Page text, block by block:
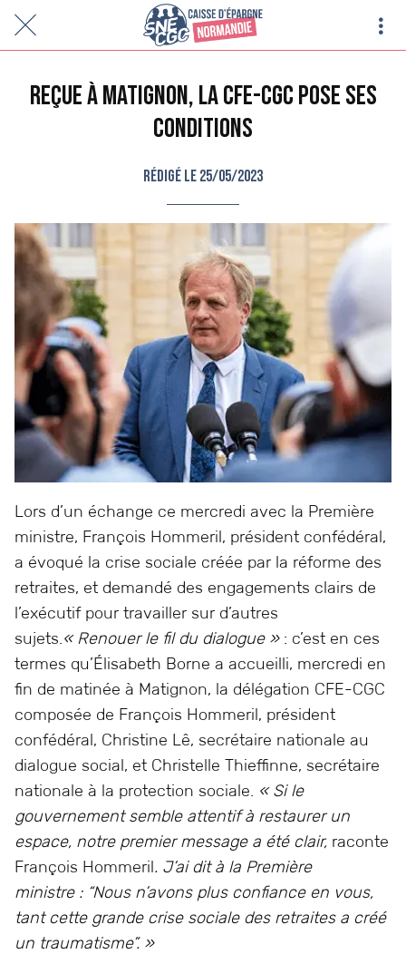
Reçue à Matignon, la CFE-CGC pose ses
conditions
Rédigé le 25/05/2023
Lors d’un échange ce mercredi avec la Première
ministre, François Hommeril, président confédéral,
a évoqué la crise sociale créée par la réforme des
retraites, et demandé des engagements clairs de
l’exécutif pour travailler sur d’autres
sujets.« Renouer le fil du dialogue »: c’est en ces
termes qu’Élisabeth Borne a accueilli, mercredi en
fin de matinée à Matignon, la délégation CFE-CGC
composée de François Hommeril, président
confédéral, Christine Lê, secrétaire nationale au
dialogue social, et Christelle Thieffinne, secrétaire
nationale à la protection sociale. « Si le
gouvernement semble attentif à restaurer un
espace, notre premier message a été clair, raconte
François Hommeril. J’ai dit à la Première
ministre : “Nous n’avons plus confiance en vous,
tant cette grande crise sociale des retraites a créé
un traumatisme”. »